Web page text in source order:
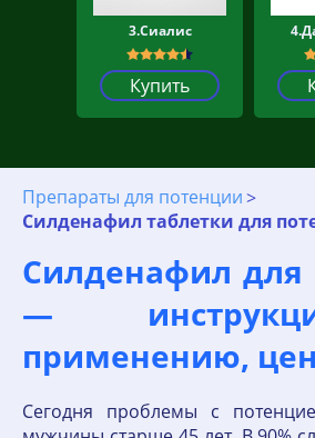
3.Сиалис
Купить
Препараты для потенции
Силденафил таблетки для
Силденафил для
—
применению,
Сегодня проблемы с